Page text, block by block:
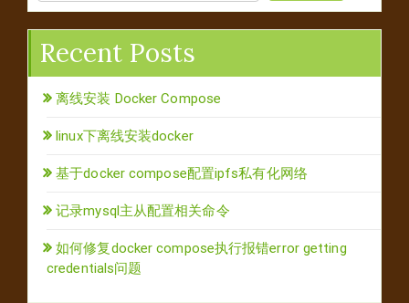
Recent Posts
离线安装 Docker Compose
linux下离线安装docker
基于docker compose配置ipfs私有化网络
记录mysql主从配置相关命令
如何修复docker compose执行报错error getting
credentials问题